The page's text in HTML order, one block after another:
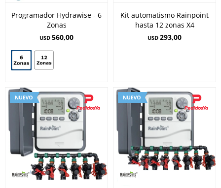
Programador Hydrawise - 6
Zonas
USD 560,00
Kit automatismo Rainpoint
hasta 12 zonas X4
USD 293,00